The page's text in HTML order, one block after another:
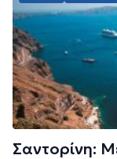
Σαντορίνη: